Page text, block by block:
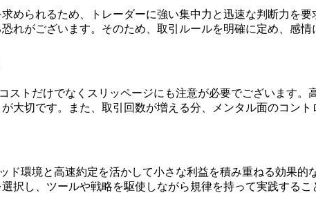
められるため、トレーダーに強い集中力と迅速な判断力を
れがございます。そのため、取引ルールを明確に定め、感
ストだけでなくスリッページにも注意が必要でございます
大切です。また、取引回数が増える分、メンタル面のコン
ド環境と高速約定を活かして小さな利益を積み重ねる効果
択し、ツールや戦略を駆使しながら規律を持って実践する